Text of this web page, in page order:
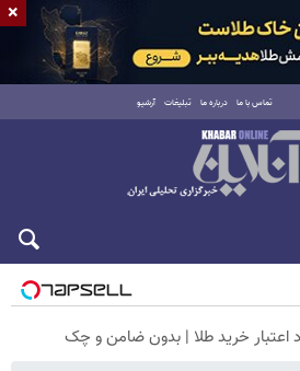
تماس با ما درباره ما تبلیغات آرشیو
×